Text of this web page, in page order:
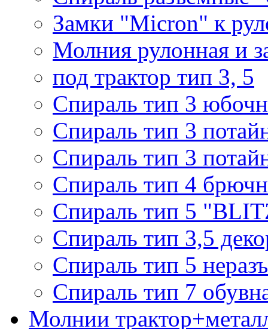
Замки "Micron" к
Молния рулонная и
под трактор тип 3, 5
Спираль тип 3
Спираль тип 3
Спираль тип 3
Спираль тип 4
Спираль тип 5
Спираль тип 3,5
Спираль тип 5
Спираль тип 7
Молнии